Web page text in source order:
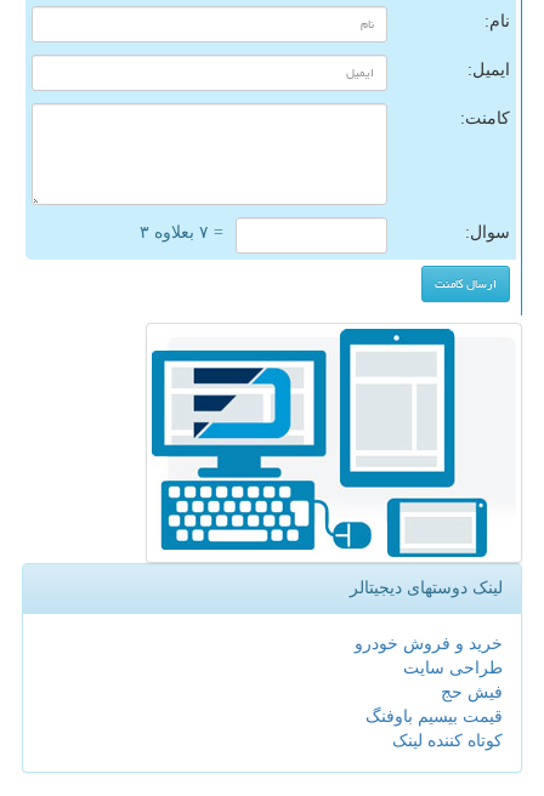
نام:
ایمیل:
کامنت:
سوال: = ۷ بعلاوه ۳
لینک دوستهای دیجیتالر
خرید و فروش خودرو
طراحی سایت
فیش حج
قیمت بیسیم باوفنگ
کوتاه کننده لینک